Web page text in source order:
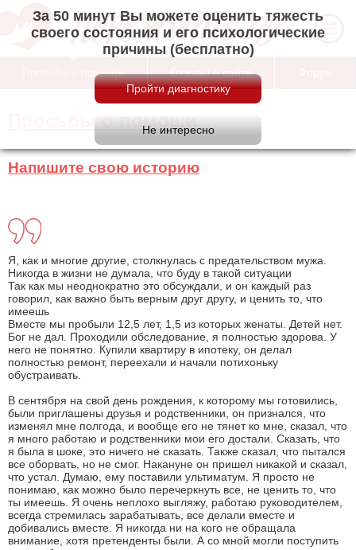
За 50 минут Вы можете оценить тяжесть
своего состояния и его психологические
причины (бесплатно)
Просьбы о помощи Отзывы о сайте
Просьбы о помощи
Напишите свою историю
Я, как и многие другие, столкнулась с предательством мужа.
Никогда в жизни не думала, что буду в такой ситуации
Так как мы неоднократно это обсуждали, и он каждый раз
говорил, как важно быть верным друг другу, и ценить то, что
имеешь
Вместе мы пробыли 12,5 лет, 1,5 из которых женаты. Детей нет.
Бог не дал. Проходили обследование, я полностью здорова. У
него не понятно. Купили квартиру в ипотеку, он делал
полностью ремонт, переехали и начали потихоньку
обустраивать.
В сентября на свой день рождения, к которому мы готовились,
были приглашены друзья и родственники, он признался, что
изменял мне полгода, и вообще его не тянет ко мне, сказал, что
я много работаю и родственники мои его достали. Сказать, что
я была в шоке, это ничего не сказать. Также сказал, что пытался
все оборвать, но не смог. Накануне он пришел никакой и сказал,
что устал. Думаю, ему поставили ультиматум. Я просто не
понимаю, как можно было перечеркнуть все, не ценить то, что
ты имеешь. Я очень неплохо выгляжу, работаю руководителем,
всегда стремилась зарабатывать, все делали вместе и
добивались вместе. Я никогда ни на кого не обращала
внимание, хотя претенденты были. А со мной могли поступить